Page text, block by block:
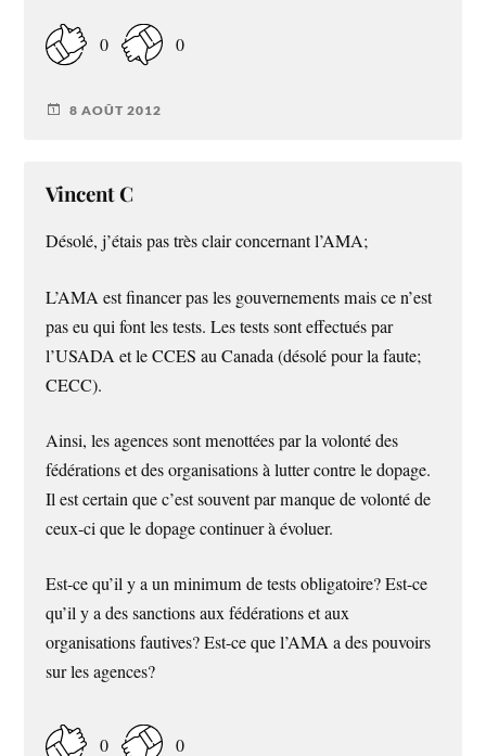
0 0
8 AOÛT 2012
Vincent C
Désolé, j’étais pas très clair concernant l’AMA;
L’AMA est financer pas les gouvernements mais ce n’est
pas eu qui font les tests. Les tests sont effectués par
l’USADA et le CCES au Canada (désolé pour la faute;
CECC).
Ainsi, les agences sont menottées par la volonté des
fédérations et des organisations à lutter contre le dopage.
Il est certain que c’est souvent par manque de volonté de
ceux-ci que le dopage continuer à évoluer.
Est-ce qu’il y a un minimum de tests obligatoire? Est-ce
qu’il y a des sanctions aux fédérations et aux
organisations fautives? Est-ce que l’AMA a des pouvoirs
sur les agences?
0 0